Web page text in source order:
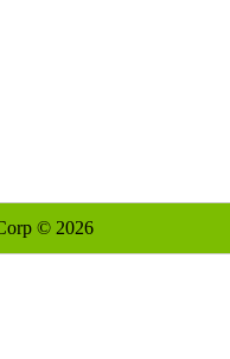
© 2026